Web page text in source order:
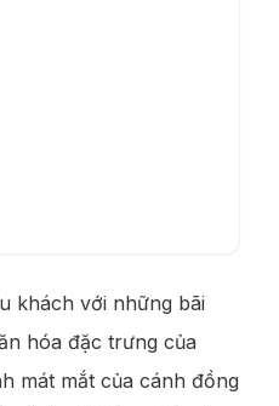
khách với những bãi
hóa đặc trưng của
mát mắt của cánh đồng